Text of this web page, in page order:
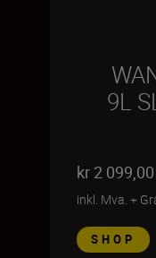
9L
kr 2 099,00
inkl. Mva. +
SHOP